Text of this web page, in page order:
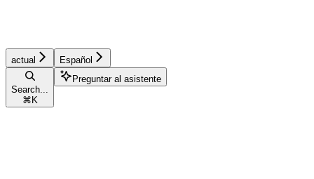
actual Español
Search...
⌘ K
Preguntar al asistente